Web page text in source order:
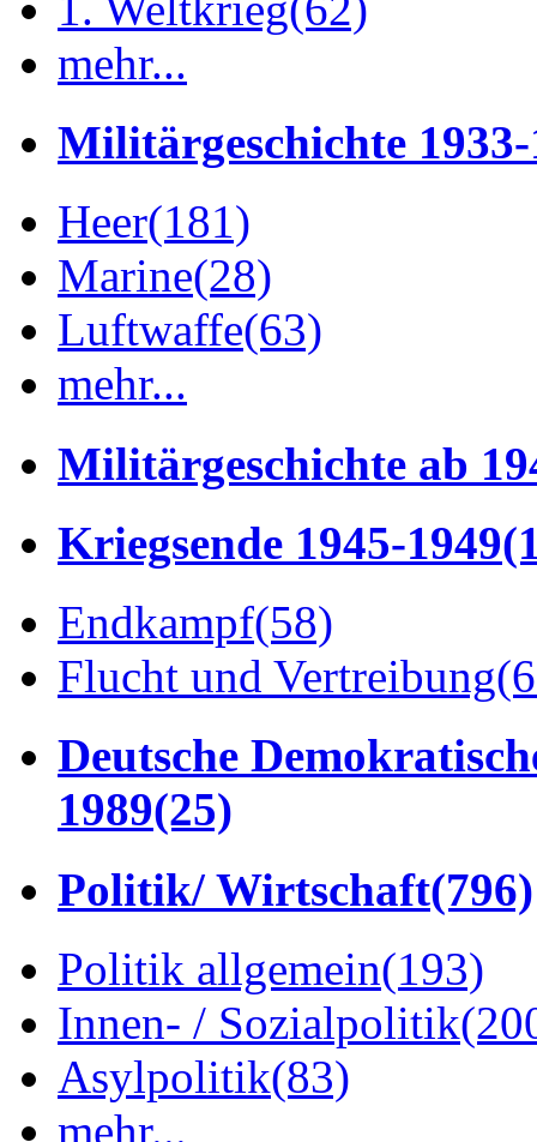
mehr...
Militärgeschichte 1933-
Heer(181)
Marine(28)
Luftwaffe(63)
mehr...
Militärgeschichte ab
Kriegsende 1945-1949
Endkampf(58)
Flucht und Vertreibung
Deutsche
1989(25)
Politik/ Wirtschaft(796)
Politik allgemein(193)
Innen- / Sozialpolitik
Asylpolitik(83)
mehr...